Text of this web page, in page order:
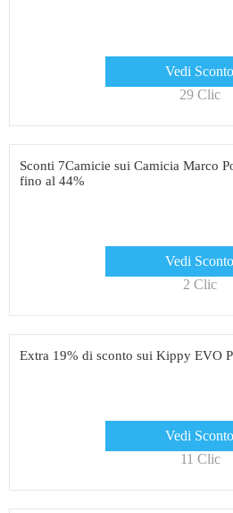
Vedi Sconto
29 Clic
Sconti 7Camicie sui Camicia Marco
fino al 44%
Vedi Sconto
2 Clic
Extra 19% di sconto sui Kippy EVO
Vedi Sconto
11 Clic